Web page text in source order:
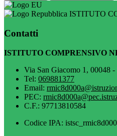
ISTITUTO
Contatti
ISTITUTO COMPRENSIVO
Via San Giacomo 1, 00048
Tel: 069881377
Email:
PEC:
C.F.: 97713810584
Codice IPA: